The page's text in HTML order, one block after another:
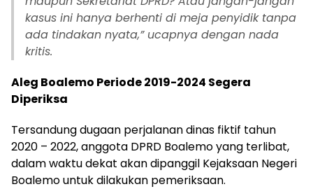
kasus ini hanya berhenti di meja penyidik tanpa
ada tindakan nyata,” ucapnya dengan nada
kritis.
Aleg Boalemo Periode 2019-2024 Segera
Diperiksa
Tersandung dugaan perjalanan dinas fiktif tahun
2020 – 2022, anggota DPRD Boalemo yang terlibat,
dalam waktu dekat akan dipanggil Kejaksaan Negeri
Boalemo untuk dilakukan pemeriksaan.